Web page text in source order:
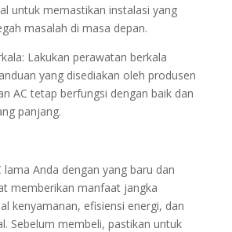
untuk memastikan instalasi yang
masalah di masa depan.
Lakukan perawatan berkala
yang disediakan oleh produsen
AC tetap berfungsi dengan baik dan
panjang.
lama Anda dengan yang baru dan
memberikan manfaat jangka
kenyamanan, efisiensi energi, dan
Sebelum membeli, pastikan untuk